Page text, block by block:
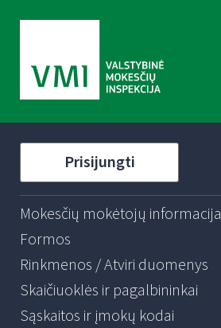
Prisijungti
Mokesčių mokėtojų informacija
Formos
Rinkmenos / Atviri duomenys
Skaičiuoklės ir pagalbininkai
Sąskaitos ir įmokų kodai